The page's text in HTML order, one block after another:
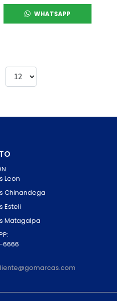
WHATSAPP
Leon
Chinandega
Esteli
Matagalpa
6666